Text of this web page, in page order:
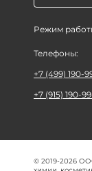
Режим
Телефоны:
+7 (499) 190-
+7 (915) 190-
© 2019-2026